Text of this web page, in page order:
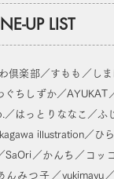
UP LIST
楽部／すもも／し
ちしずか／
はっとりななこ／ふ
illustration／ひ
／かんち／コ
みつ子／